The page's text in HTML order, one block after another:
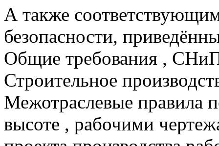
А также
безопасности,
Общие требования ,
Строительное
Межотраслевые правила
высоте , рабочими